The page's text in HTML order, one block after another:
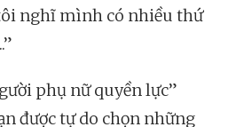
nghĩ mình có nhiều thứ
phụ nữ quyền lực”
được tự do chọn những